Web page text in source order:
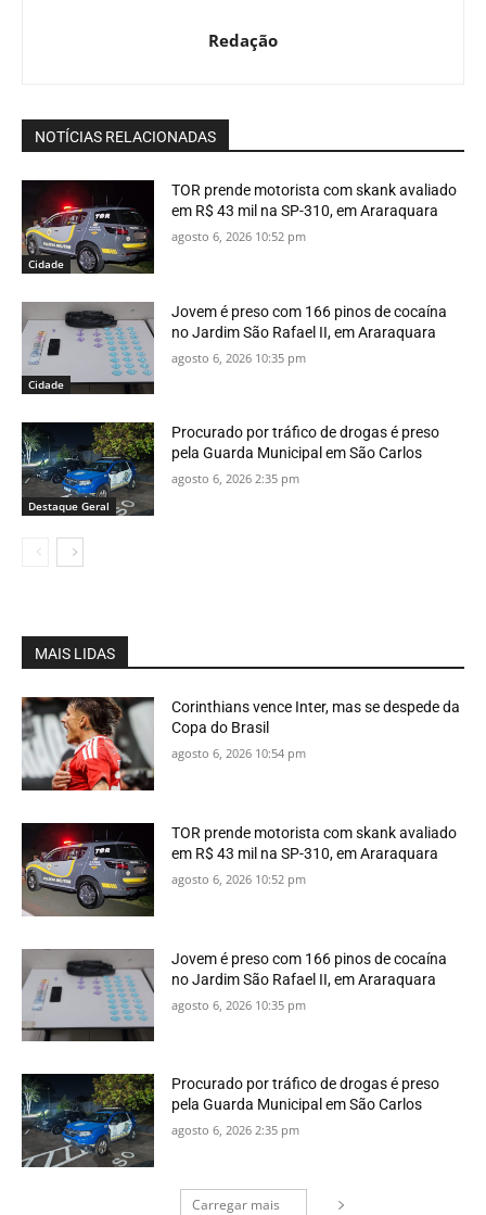
Redação
NOTÍCIAS RELACIONADAS
Cidade
TOR prende motorista com skank avaliado
em R$ 43 mil na SP-310, em Araraquara
agosto 6, 2026 10:52 pm
Cidade
Jovem é preso com 166 pinos de cocaína
no Jardim São Rafael II, em Araraquara
agosto 6, 2026 10:35 pm
Destaque Geral
Procurado por tráfico de drogas é preso
pela Guarda Municipal em São Carlos
agosto 6, 2026 2:35 pm
MAIS LIDAS
Corinthians vence Inter, mas se despede da
Copa do Brasil
agosto 6, 2026 10:54 pm
TOR prende motorista com skank avaliado
em R$ 43 mil na SP-310, em Araraquara
agosto 6, 2026 10:52 pm
Jovem é preso com 166 pinos de cocaína
no Jardim São Rafael II, em Araraquara
agosto 6, 2026 10:35 pm
Procurado por tráfico de drogas é preso
pela Guarda Municipal em São Carlos
agosto 6, 2026 2:35 pm
Carregar mais